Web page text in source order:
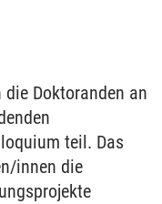
die Doktoranden an
teil. Das
innen die